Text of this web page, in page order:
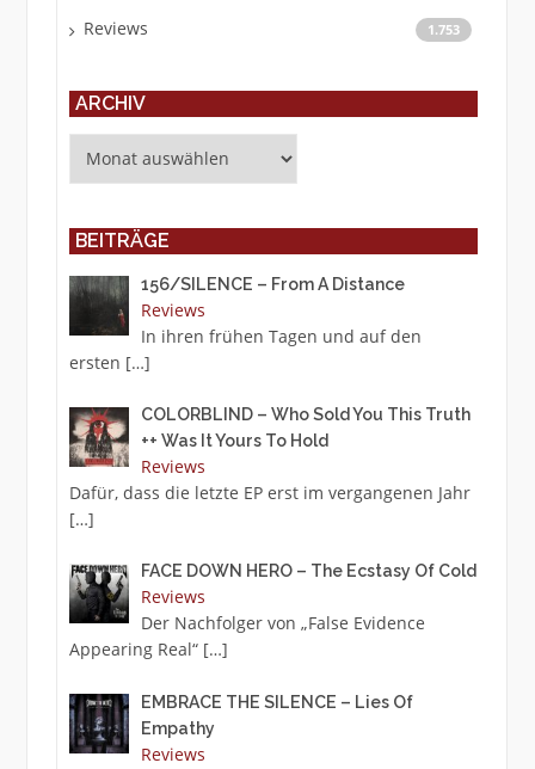
Reviews 1.753
ARCHIV
BEITRÄGE
156/SILENCE – From A Distance
Reviews
In ihren frühen Tagen und auf den
ersten […]
COLORBLIND – Who Sold You This Truth
++ Was It Yours To Hold
Reviews
Dafür, dass die letzte EP erst im vergangenen Jahr
[…]
FACE DOWN HERO – The Ecstasy Of Cold
Reviews
Der Nachfolger von „False Evidence
Appearing Real“ […]
EMBRACE THE SILENCE – Lies Of
Empathy
Reviews